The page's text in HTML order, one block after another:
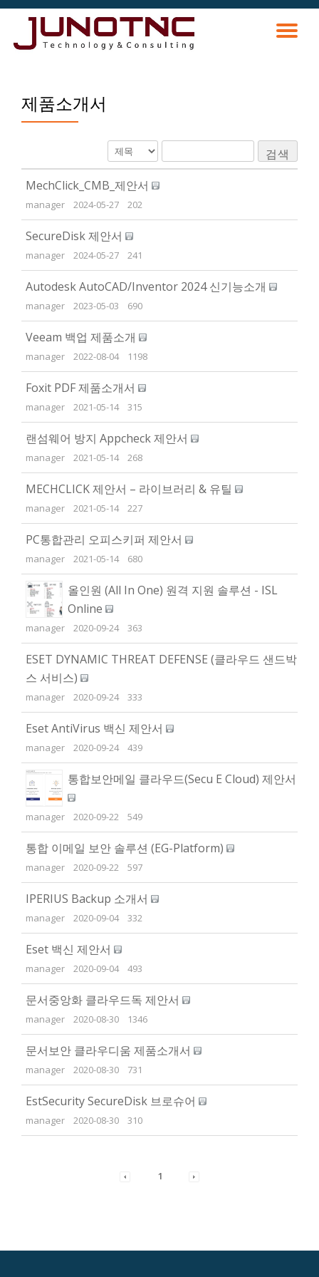
토
비
게
제품소개서
검색
MechClick_CMB_제안서
manager 2024-05-27 202
SecureDisk 제안서
manager 2024-05-27 241
Autodesk AutoCAD/Inventor 2024 신기능소개
manager 2023-05-03 690
Veeam 백업 제품소개
manager 2022-08-04 1198
Foxit PDF 제품소개서
manager 2021-05-14 315
랜섬웨어 방지 Appcheck 제안서
manager 2021-05-14 268
MECHCLICK 제안서 – 라이브러리 & 유틸
manager 2021-05-14 227
PC통합관리 오피스키퍼 제안서
manager 2021-05-14 680
올인원 (All In One) 원격 지원 솔루션 - ISL
Online
manager 2020-09-24 363
ESET DYNAMIC THREAT DEFENSE (클라우드 샌드박
스 서비스)
manager 2020-09-24 333
Eset AntiVirus 백신 제안서
manager 2020-09-24 439
통합보안메일 클라우드(Secu E Cloud) 제안서
manager 2020-09-22 549
통합 이메일 보안 솔루션 (EG-Platform)
manager 2020-09-22 597
IPERIUS Backup 소개서
manager 2020-09-04 332
Eset 백신 제안서
manager 2020-09-04 493
문서중앙화 클라우드독 제안서
manager 2020-08-30 1346
문서보안 클라우디움 제품소개서
manager 2020-08-30 731
EstSecurity SecureDisk 브로슈어
manager 2020-08-30 310
1